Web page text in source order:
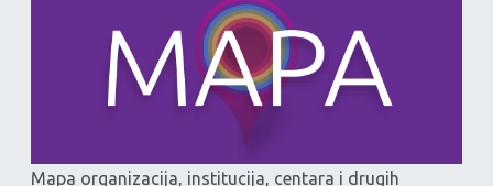
Mapa organizacija, institucija, centara i drugih